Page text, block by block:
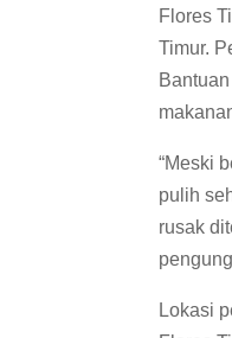
Flores
Timur.
“Meski
pulih
rusak
Lokasi